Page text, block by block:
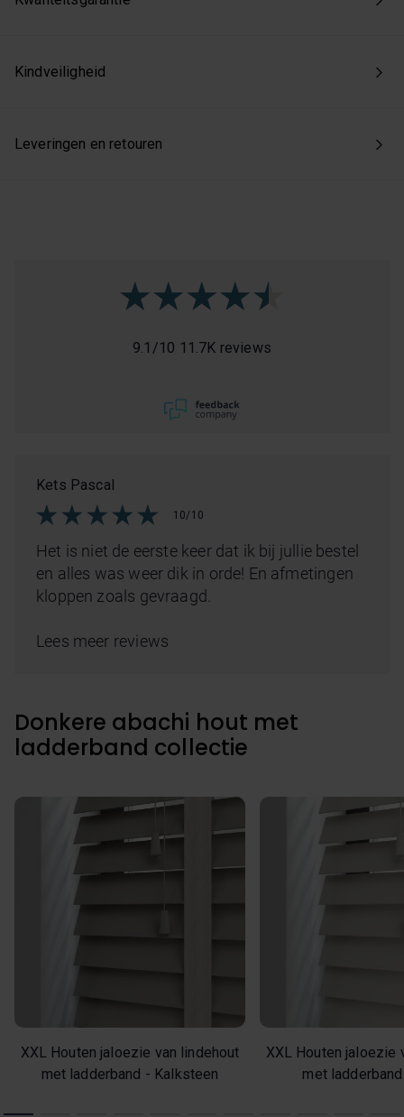
Kindveiligheid
Leveringen en retouren
9.1 /10 11.7K reviews
Kets Pascal
10/10
Het is niet de eerste keer dat ik bij jullie bestel
en alles was weer dik in orde! En afmetingen
kloppen zoals gevraagd.
Lees meer reviews
Donkere abachi hout met
ladderband collectie
XXL Houten jaloezie van lindehout
met ladderband - Kalksteen
XXL Houten jaloezie
met